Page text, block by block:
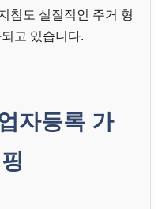
침도 실질적인 주거 형
고 있습니다.
자등록 가